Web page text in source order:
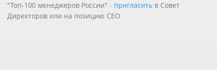
"Топ-100 менеджеров России" - пригласить в Совет
Директоров или на позицию CEO